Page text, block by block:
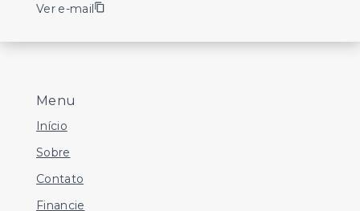
Menu
Início
Sobre
Contato
Financie
Ver e-mail